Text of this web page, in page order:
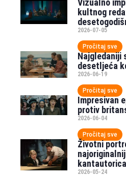
Vizualno
kultnog
2026-07-05
Pročitaj sve
Najgledaniji
desetljeća
2026-06-19
Pročitaj sve
Impresivan
protiv
2026-06-04
Pročitaj sve
Životni
2026-05-24